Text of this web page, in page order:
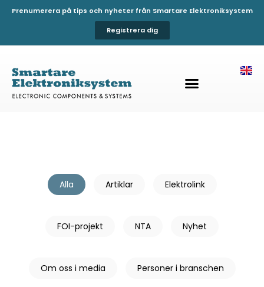
Prenumerera på tips och nyheter från Smartare Elektroniksystem
Registrera dig
Alla Artiklar Elektrolink
FOI-projekt NTA Nyhet
Om oss i media Personer i branschen